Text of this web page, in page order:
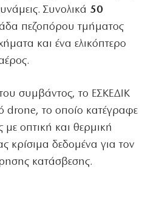
Συνολικά 50
πεζοπόρου τμήματος
και ένα ελικόπτερο
συμβάντος, το ΕΣΚΕΔΙΚ
drone, το οποίο κατέγραφε
με οπτική και θερμική
κρίσιμα δεδομένα για τον
κατάσβεσης.